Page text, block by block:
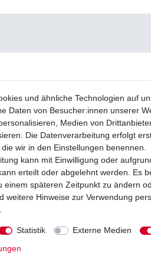
ArticCat Kymco Masai EBC FA
und ähnliche Technologien auf
Daten von Besucher:innen unserer
Medien von
Die Datenverarbeitung erfolgt
wir in den Einstellungen benennen.
kann mit Einwilligung oder
erteilt oder abgelehnt werden. Es
einem späteren Zeitpunkt zu ändern
weitere Hinweise zur Verwendung
Statistik Externe Medien